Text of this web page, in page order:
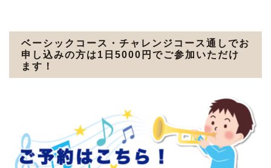
ベーシックコース・チャレンジコース通しでお
申し込みの方は1日5000円でご参加いただけ
ます！